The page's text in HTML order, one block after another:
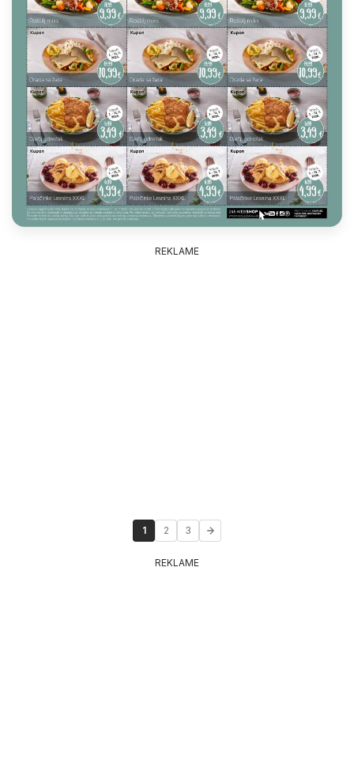
REKLAME
1 2 3
REKLAME